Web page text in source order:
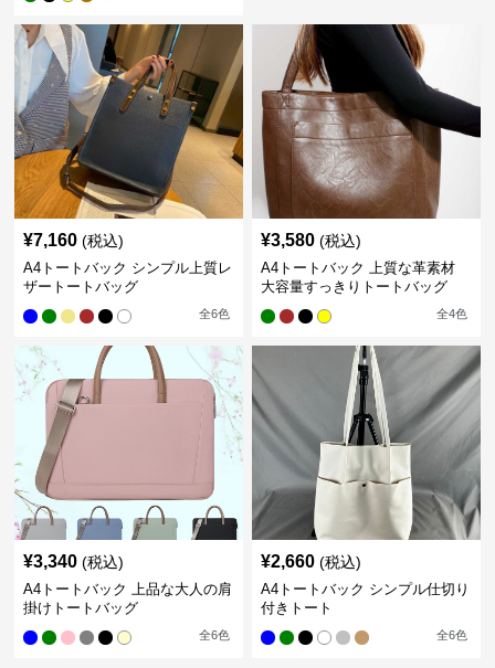
¥7,160 (税込)
A4トートバック シンプル上質レ
ザートートバッグ
全6色
¥3,580 (税込)
A4トートバック 上質な革素材
大容量すっきりトートバッグ
全4色
¥3,340 (税込)
A4トートバック 上品な大人の肩
掛けトートバッグ
全6色
¥2,660 (税込)
A4トートバック シンプル仕切り
付きトート
全6色